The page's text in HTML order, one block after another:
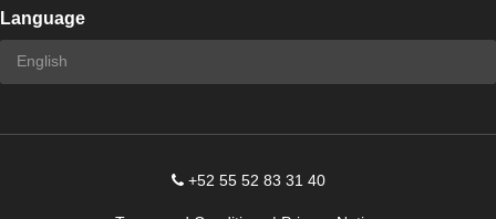
Language
+52 55 52 83 31 40